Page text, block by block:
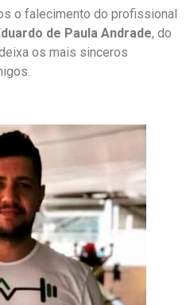
o falecimento do profissional
de Paula Andrade, do
os mais sinceros